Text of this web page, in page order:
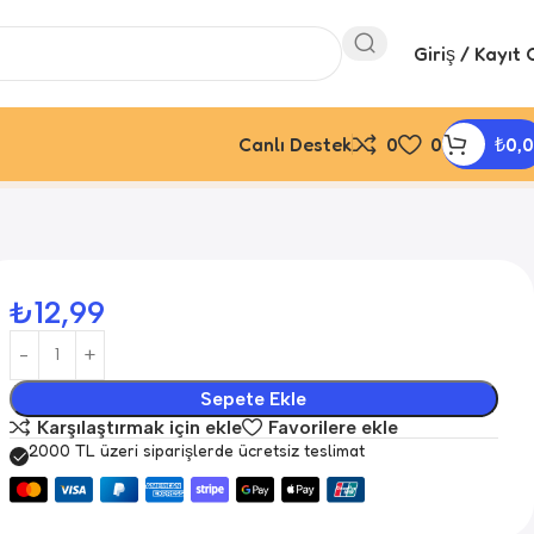
Giriş / Kayıt
Canlı Destek 0 0 ₺
₺12,99
Sepete Ekle
Karşılaştırmak için ekle
Favorilere ekle
2000 TL üzeri siparişlerde ücretsiz teslimat